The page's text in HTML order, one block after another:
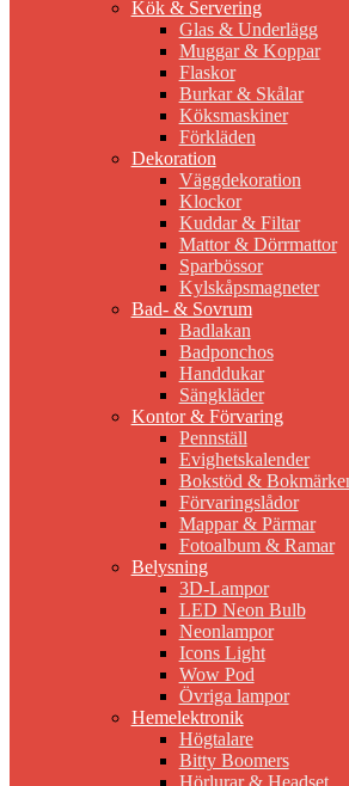
Kök & Servering
Glas & Underlägg
Muggar & Koppar
Flaskor
Burkar & Skålar
Köksmaskiner
Förkläden
Dekoration
Väggdekoration
Klockor
Kuddar & Filtar
Mattor & Dörrmattor
Sparbössor
Kylskåpsmagneter
Bad- & Sovrum
Badlakan
Badponchos
Handdukar
Sängkläder
Kontor & Förvaring
Pennställ
Evighetskalender
Bokstöd &
Förvaringslådor
Mappar & Pärmar
Fotoalbum & Ramar
Belysning
3D-Lampor
LED Neon Bulb
Neonlampor
Icons Light
Wow Pod
Övriga lampor
Hemelektronik
Högtalare
Bitty Boomers